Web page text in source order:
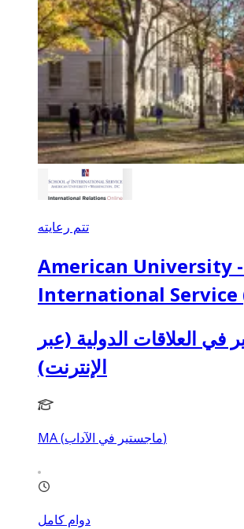
تتم رعايته
American University
International Service
في العلاقات الدولية (عبر
الإنترنت)
MA (ماجستير في الآداب)
دوام كامل